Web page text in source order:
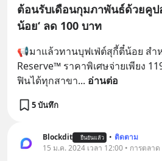
ต้อนรับเดือนกุมภาพันธ์ด้วยคูป
น้อย‘ ลด 100 บาท
📢มาแล้วทานบุฟเฟ่ต์สุกี้ตี๋น้อย สำ
Reserve™ ราคาพิเศษจ่ายเพียง
ฟินได้ทุกสาขา... อ่านต่อ
5 บันทึก
Blockdit ยืนยันแล้ว • ติดตาม
15 ม.ค. 2024 เวลา 12:00 • การตลาด